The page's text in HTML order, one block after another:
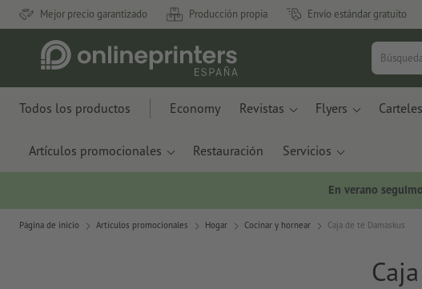
Mejor precio garantizado Producción propia Envío estándar gratuito
Todos los productos Economy Revistas Flyers Carteles
Artículos promocionales Restauración Servicios
En verano
Página de inicio Artículos promocionales Hogar Cocinar y hornear Caja de té Damaskus